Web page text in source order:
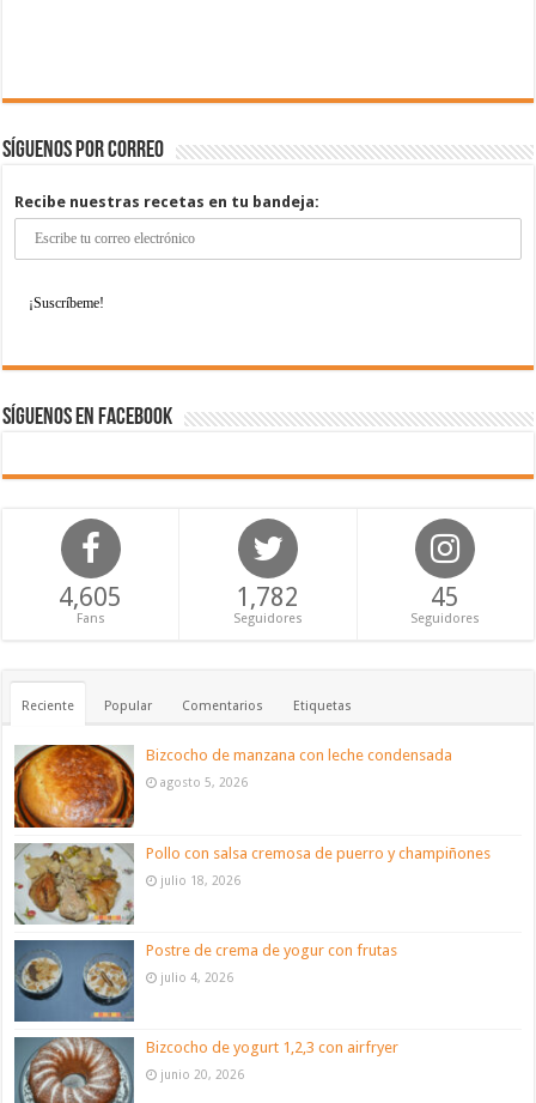
Síguenos por correo
Recibe nuestras recetas en tu bandeja:
Síguenos en Facebook
4,605
Fans
1,782
Seguidores
45
Seguidores
Reciente Popular Comentarios Etiquetas
Bizcocho de manzana con leche condensada
agosto 5, 2026
Pollo con salsa cremosa de puerro y champiñones
julio 18, 2026
Postre de crema de yogur con frutas
julio 4, 2026
Bizcocho de yogurt 1,2,3 con airfryer
junio 20, 2026